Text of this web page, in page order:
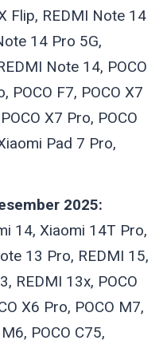
Flip, REDMI Note 14
14 Pro 5G,
Note 14, POCO
POCO F7, POCO X7
X7 Pro, POCO
Pad 7 Pro,
2025:
14, Xiaomi 14T Pro,
13 Pro, REDMI 15,
REDMI 13x, POCO
X6 Pro, POCO M7,
POCO C75,